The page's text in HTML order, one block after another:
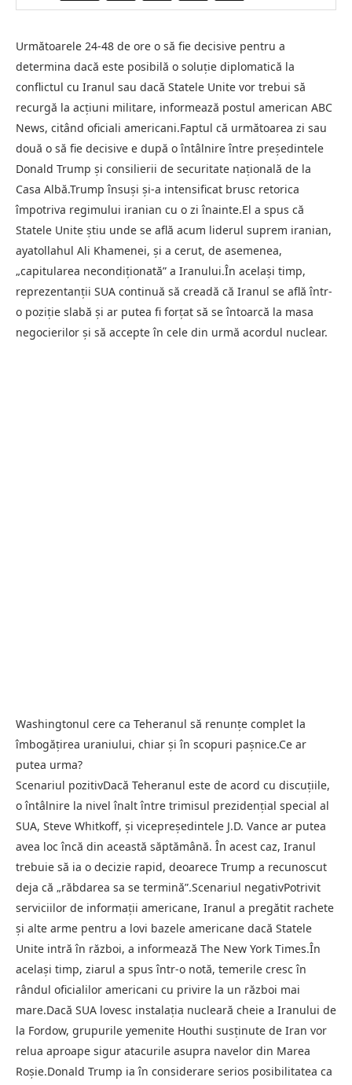
Următoarele 24-48 de ore o să fie decisive pentru a
determina dacă este posibilă o soluție diplomatică la
conflictul cu Iranul sau dacă Statele Unite vor trebui să
recurgă la acțiuni militare, informează postul american ABC
News, citând oficiali americani.Faptul că următoarea zi sau
două o să fie decisive e după o întâlnire între președintele
Donald Trump și consilierii de securitate națională de la
Casa Albă.Trump însuși și-a intensificat brusc retorica
împotriva regimului iranian cu o zi înainte.El a spus că
Statele Unite știu unde se află acum liderul suprem iranian,
ayatollahul Ali Khamenei, și a cerut, de asemenea,
„capitularea necondiționată” a Iranului.În același timp,
reprezentanții SUA continuă să creadă că Iranul se află într-
o poziție slabă și ar putea fi forțat să se întoarcă la masa
negocierilor și să accepte în cele din urmă acordul nuclear.
Washingtonul cere ca Teheranul să renunțe complet la
îmbogățirea uraniului, chiar și în scopuri pașnice.Ce ar
putea urma?
Scenariul pozitivDacă Teheranul este de acord cu discuțiile,
o întâlnire la nivel înalt între trimisul prezidențial special al
SUA, Steve Whitkoff, și vicepreședintele J.D. Vance ar putea
avea loc încă din această săptămână. În acest caz, Iranul
trebuie să ia o decizie rapid, deoarece Trump a recunoscut
deja că „răbdarea sa se termină”.Scenariul negativPotrivit
serviciilor de informații americane, Iranul a pregătit rachete
și alte arme pentru a lovi bazele americane dacă Statele
Unite intră în război, a informează The New York Times.În
același timp, ziarul a spus într-o notă, temerile cresc în
rândul oficialilor americani cu privire la un război mai
mare.Dacă SUA lovesc instalația nucleară cheie a Iranului de
la Fordow, grupurile yemenite Houthi susținute de Iran vor
relua aproape sigur atacurile asupra navelor din Marea
Roșie.Donald Trump ia în considerare serios posibilitatea ca